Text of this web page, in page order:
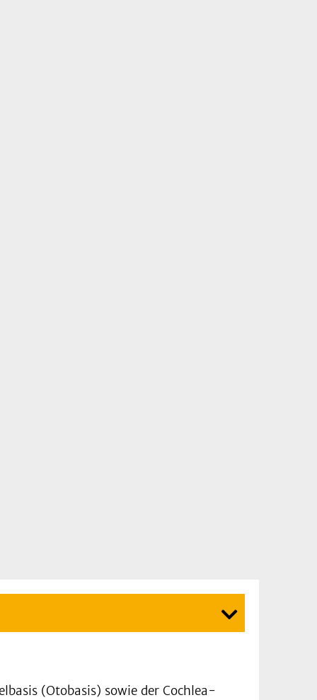
(Otobasis) sowie der Cochlea-